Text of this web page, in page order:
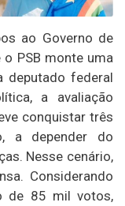
ao Governo de
o PSB monte uma
deputado federal
a avaliação
conquistar três
a depender do
Nesse cenário,
Considerando
de 85 mil votos,